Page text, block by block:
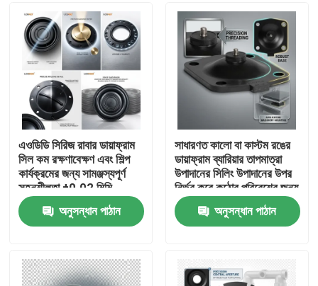
এওডিডি সিরিজ রাবার ডায়াফ্রাম
সিল কম রক্ষণাবেক্ষণ এবং শিল্প
কার্যক্রমের জন্য সামঞ্জস্যপূর্ণ
সহনশীলতা ±0.02 মিমি
সরবরাহ করে
অনুসন্ধান পাঠান
সাধারণত কালো বা কাস্টম রঙের
ডায়াফ্রাম ব্যারিয়ার তাপমাত্রা
উপাদানের সিলিং উপাদানের উপর
নির্ভর করে কঠোর পরিবেশের জন্য
উপযুক্ত
অনুসন্ধান পাঠান